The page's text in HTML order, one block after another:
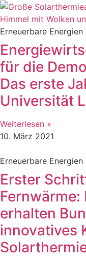
Erneuerbare Energien
für die
Das erste
Universität
Weiterlesen »
10. März 2021
Erneuerbare Energien
Erster
erhalten
innovatives